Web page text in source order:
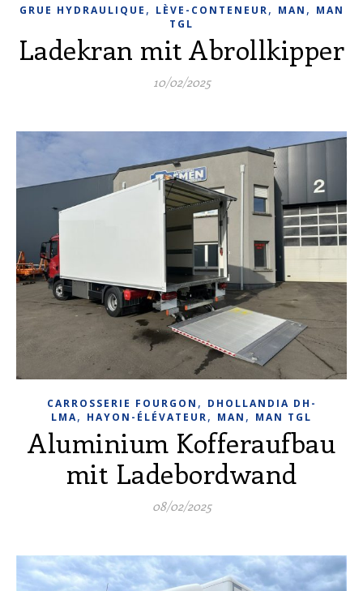
GRUE HYDRAULIQUE , LÈVE-CONTENEUR, MAN , MAN
TGL
Ladekran mit Abrollkipper
10/02/2025
CARROSSERIE FOURGON , DHOLLANDIA DH-
LMA, HAYON-ÉLÉVATEUR, MAN , MAN TGL
Aluminium Kofferaufbau
mit Ladebordwand
08/02/2025